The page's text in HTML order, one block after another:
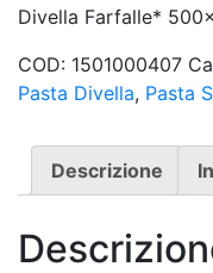
Divella Farfalle*
COD: 1501000407
Pasta Divella, Pasta
Descrizione